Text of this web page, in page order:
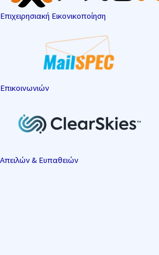
Επιχειρησιακή Εικονικοποίηση
Επικοινωνιών
Απειλών & Ευπαθειών